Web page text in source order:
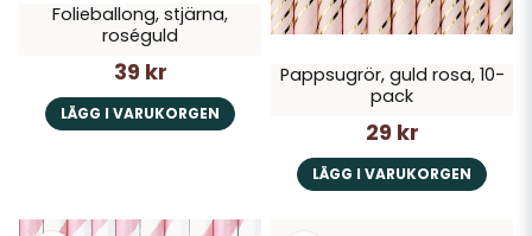
Folieballong, stjärna,
roséguld
39 kr
LÄGG I VARUKORGEN
Pappsugrör, guld rosa, 10-
pack
29 kr
LÄGG I VARUKORGEN